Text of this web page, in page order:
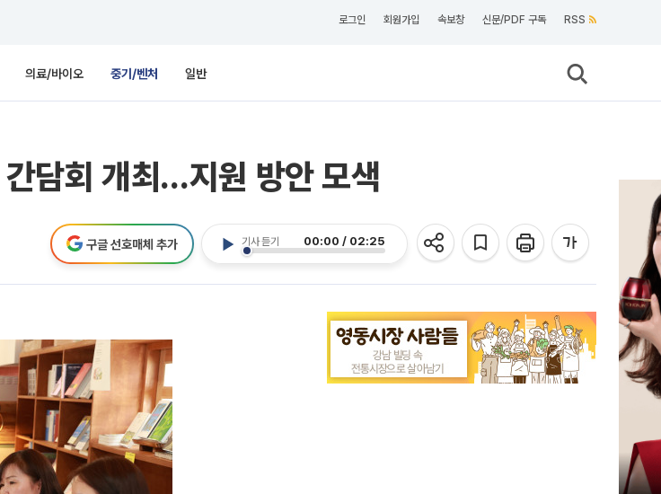
로그인 회원가입 속보창 신문/PDF 구독 RSS
의료/바이오 중기/벤처 일반
담회 개최…지원 방안 모색
기사 듣기 00:00 / 02:25
구글 선호매체 추가